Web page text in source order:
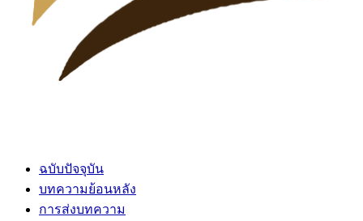
ฉบับปัจจุบัน
บทความย้อนหลัง
การส่งบทความ